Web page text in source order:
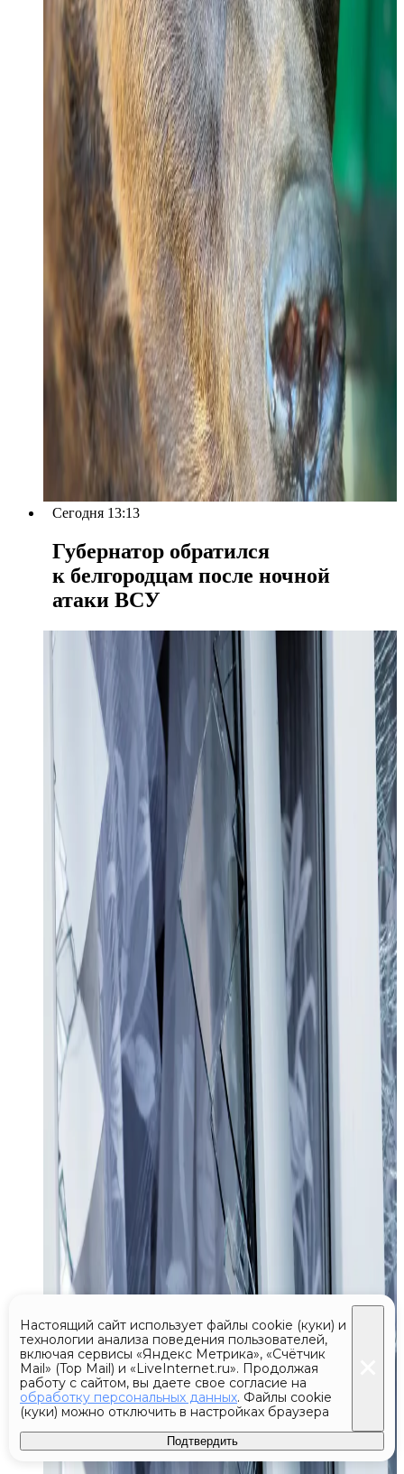
Сегодня 13:13
Губернатор обратился
к белгородцам после ночной
атаки ВСУ
Настоящий сайт использует файлы cookie (куки) и
технологии анализа поведения пользователей,
включая сервисы «Яндекс Метрика», «Счётчик
Mail» (Top Mail) и «LiveInternet.ru». Продолжая
работу с сайтом, вы даете свое согласие на
обработку персональных данных. Файлы cookie
(куки) можно отключить в настройках браузера
Подтвердить